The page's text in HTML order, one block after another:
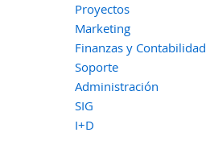
Proyectos
Marketing
Finanzas y Contabilidad
Soporte
Administración
SIG
I+D